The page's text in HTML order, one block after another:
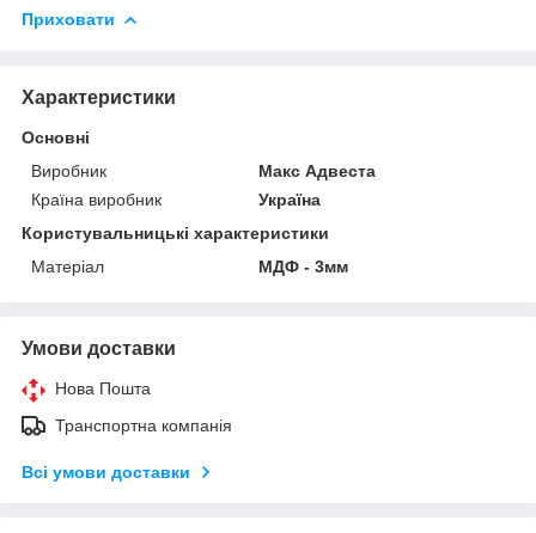
Приховати
Характеристики
Основні
Виробник
Макс Адвеста
Країна виробник
Україна
Користувальницькі характеристики
Матеріал
МДФ - 3мм
Умови доставки
Нова Пошта
Транспортна компанія
Всі умови доставки